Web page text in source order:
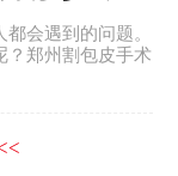
会遇到的问题。
？郑州割包皮手术